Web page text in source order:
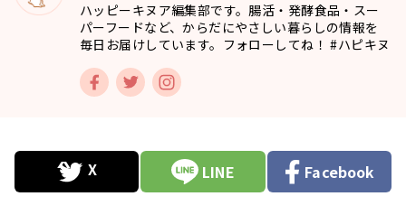
ハッピーキヌア編集部です。腸活・発酵食品・スー
パーフードなど、からだにやさしい暮らしの情報を
毎日お届けしています。フォローしてね！ #ハピキヌ
LINE Facebook